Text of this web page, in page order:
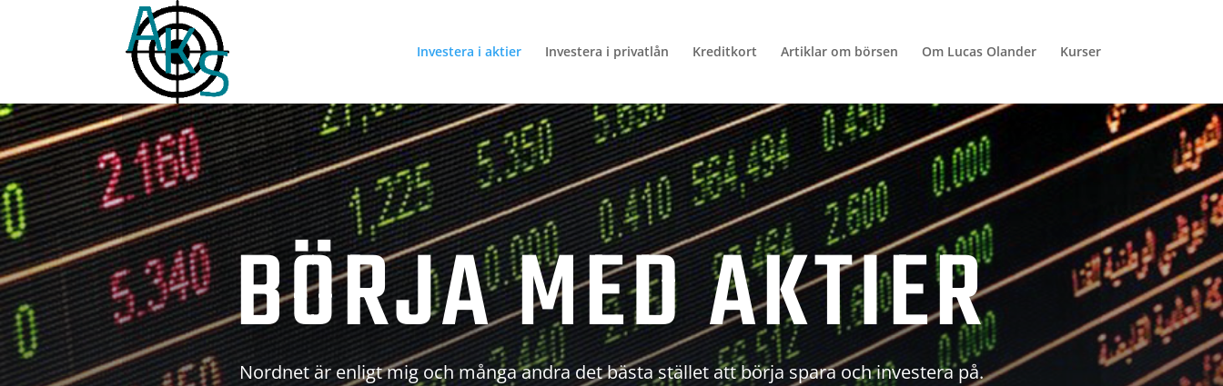
Investera i aktier Investera i privatlån Kreditkort Artiklar om börsen Om Lucas Olander Kurser
BÖRJA MED AKTIER
Nordnet är enligt mig och många andra det bästa stället att börja spara och investera på.